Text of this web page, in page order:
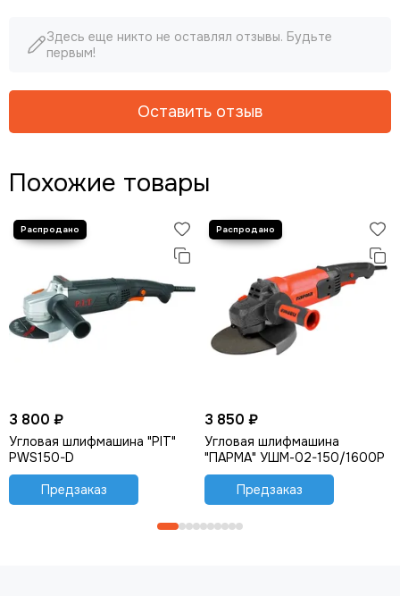
Здесь еще никто не оставлял отзывы. Будьте
первым!
Оставить отзыв
Похожие товары
3 800 ₽
Угловая шлифмашина "PIT"
PWS150-D
Предзаказ
3 850 ₽
Угловая шлифмашина
"ПАРМА" УШМ-02-150/1600Р
Предзаказ